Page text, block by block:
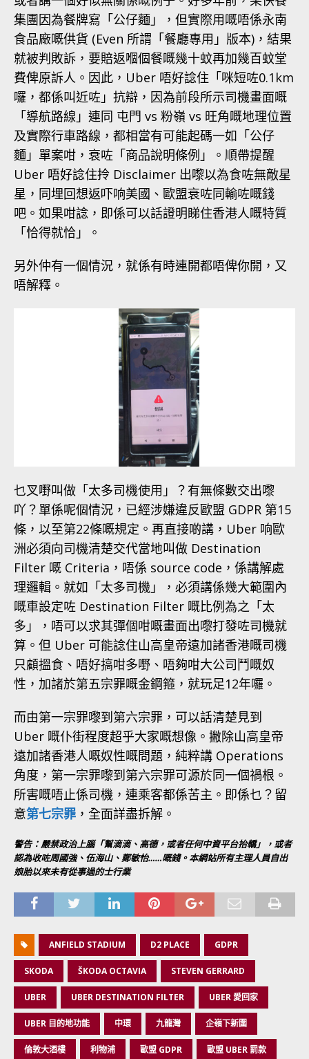
集團因為餐牌寫「公仔麵」，但實際用嘅唔係永南
食品廠嘅供貨 (Even 所謂「餐廳專用」版本)，結果
就被判敗訴，要賠返嗰個餐嘅幾十蚊再加幾百蚊堂
費俾原訴人。因此，Uber 唔好諗住「咪短咗0.1km
囉，都係叫近咗」抗辯，因為前段所示司機畫面嘅
「導航路線」連同 屯門 vs 粉嶺 vs 旺角嘅地理位置
及實際行車路線，都相當有可能起碼一如「公仔
麵」單案咁，衰咗「商品說明條例」。順帶提醒
Uber 唔好諗住拎 Disclaimer 出嚟以為食咗無敵星
星，同埋回想返吓响美國、歐盟衰咗同輸咗嘅錢
吧。如果咁諗，即係可以話證明睇住香港人嘅特質
「恰得就恰」。
另外仲有一個情況，就係有時連開都唔俾你開，又
唔解釋。
乜叉嘢叫做「太多司機使用」？有無條數交出嚟
吖？單係呢個情況，已經涉嫌違反歐盟 GDPR 第15
條，以至第22條嘅規定。再直接啲講，Uber 响歐
洲必須向司機清楚交代當地叫做 Destination
Filter 嘅 Criteria，唔係 source code，係講解處
理邏輯。就如「太多司機」，必須講係幾大範圍內
嘅車設定咗 Destination Filter 嘅比例為之「太
多」，唔可以求其彈個咁嘅畫面出嚟打發咗司機就
算。但 Uber 可能諗住山高皇帝遠加諸香港嘅司機
只顧搵食、唔好搞咁多嘢、唔夠咁大公司鬥嘅奴
性，加諸於第五宗罪嘅金鋼箍，就玩足12年囉。
而由第一宗罪嚟到第六宗罪，可以話清楚見到
Uber 嘅仆街程度超乎大家嘅想像。撇除山高皇帝
遠加諸香港人嘅奴性嘅問題，純粹講 Operations
角度，第一宗罪嚟到第六宗罪可源於同一個禍根。
所害嘅唔止係司機，連乘客都係苦主。即係乜？留
意第七宗罪 ，全面詳盡拆解。
警告：嚴禁政治上腦「幫滴滴、高德，或者任何中資平台抬轎」，或者
認為收咗周國強、伍海山、鄭敏怡……嘅錢。本網站所有主理人員自出
娘胎以來未有從事過的士行業
ANFIELD STADIUM D2 PLACE GDPR
SKODA ŠKODA OCTAVIA STEVEN GERRARD
UBER UBER DESTINATION FILTER UBER 愛回家
UBER 目的地功能 中環 九龍灣 企嶺下新圍
倫敦大酒樓 利物浦 歐盟 GDPR 歐盟 UBER 罰款